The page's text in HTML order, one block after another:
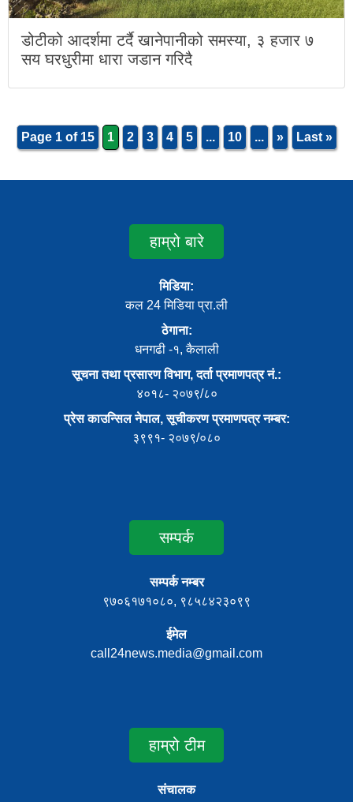
डोटीको आदर्शमा टर्दै खानेपानीको समस्या, ३ हजार ७
सय घरधुरीमा धारा जडान गरिदै
Page 1 of 15 1 2 3 4 5 ... 10 ... » Last »
हाम्रो बारे
मिडिया:
कल 24 मिडिया प्रा.ली
ठेगाना:
धनगढी -१, कैलाली
सूचना तथा प्रसारण विभाग, दर्ता प्रमाणपत्र नं.:
४०१८- २०७९/८०
प्रेस काउन्सिल नेपाल, सूचीकरण प्रमाणपत्र नम्बर:
३९९१- २०७९/०८०
सम्पर्क
सम्पर्क नम्बर
९७०६१७१०८०, ९८५८४२३०९९
ईमेल
call24news.media@gmail.com
हाम्रो टीम
संचालक